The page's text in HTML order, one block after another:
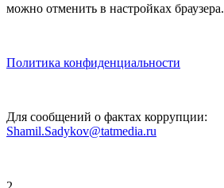
можно отменить в настройках браузера.
Политика конфиденциальности
Для сообщений о фактах коррупции:
Shamil.Sadykov@tatmedia.ru